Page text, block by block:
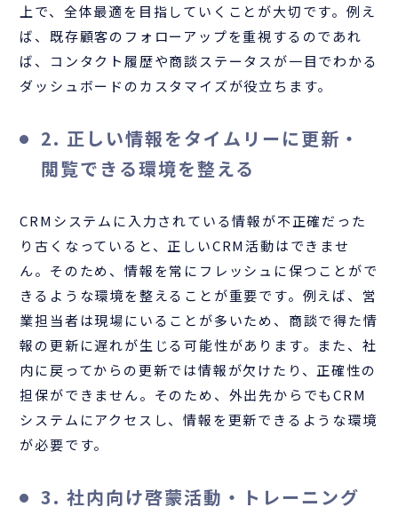
上で、全体最適を目指していくことが大切です。例え
ば、既存顧客のフォローアップを重視するのであれ
ば、コンタクト履歴や商談ステータスが一目でわかる
ダッシュボードのカスタマイズが役立ちます。
2. 正しい情報をタイムリーに更新・
閲覧できる環境を整える
CRMシステムに入力されている情報が不正確だった
り古くなっていると、正しいCRM活動はできませ
ん。そのため、情報を常にフレッシュに保つことがで
きるような環境を整えることが重要です。例えば、営
業担当者は現場にいることが多いため、商談で得た情
報の更新に遅れが生じる可能性があります。また、社
内に戻ってからの更新では情報が欠けたり、正確性の
担保ができません。そのため、外出先からでもCRM
システムにアクセスし、情報を更新できるような環境
が必要です。
3. 社内向け啓蒙活動・トレーニング